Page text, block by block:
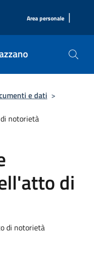
Area personale |
e dati >
notorietà
di
di notorietà